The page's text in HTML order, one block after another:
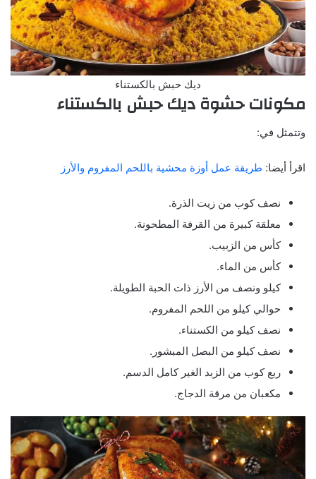
ديك حبش بالكستناء
مكونات حشوة ديك حبش بالكستناء
وتتمثل في:
اقرأ أيضا: طريقة عمل أوزة محشية باللحم المفروم والأرز
نصف كوب من زيت الذرة.
معلقة كبيرة من القرفة المطحونة.
كأس من الزبيب.
كأس من الماء.
كيلو ونصف من الأرز ذات الحبة الطويلة.
حوالي كيلو من اللحم المفروم.
نصف كيلو من الكستناء.
نصف كيلو من البصل المبشور.
ربع كوب من الزبد الغير كامل الدسم.
مكعبان من مرقة الدجاج.